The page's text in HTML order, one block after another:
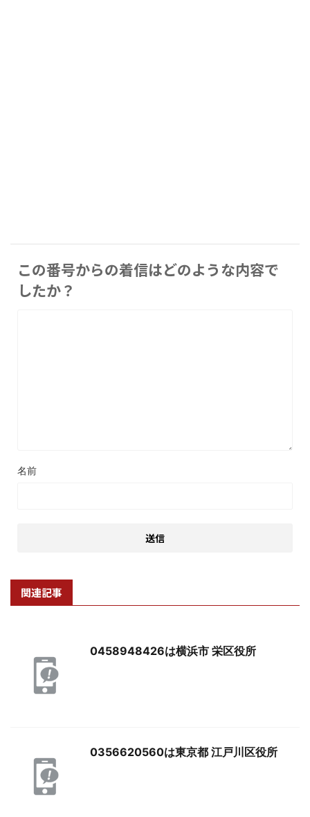
この番号からの着信はどのような内容で
したか？
名前
関連記事
0458948426は横浜市 栄区役所
0356620560は東京都 江戸川区役所